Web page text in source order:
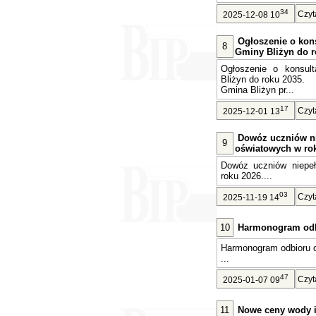
2025-12-08 1034
8
Ogłoszenie o
Gminy Bliżyn do
Ogłoszenie o
Bliżyn do roku 2035.
Gmina Bliżyn pr...
2025-12-01 1317
9
Dowóz uczniów
oświatowych w
Dowóz uczniów
roku 2026....
2025-11-19 1403
10
Harmonogram
Harmonogram odbioru
...
2025-01-07 0947
11
Nowe ceny wody